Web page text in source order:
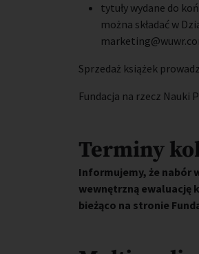
tytuły wydane do
można składać w
Sprzedaż książek
Fundacja na rzecz Nauki
Terminy
Informujemy, że nabór
wewnętrzną ewaluację
bieżąco na stronie